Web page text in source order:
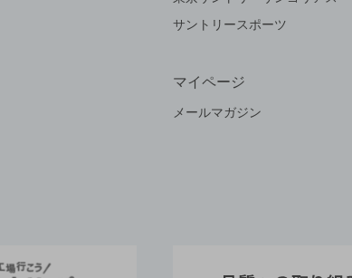
サントリースポーツ
マイページ
メールマガジン